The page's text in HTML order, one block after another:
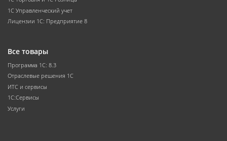
1С Управленческий учет
Лицензии 1С: Предприятие 8
Все товары
Программа 1С: 8.3
Отраслевые решения 1С
ИТС и сервисы
1С:Сервисы
Услуги